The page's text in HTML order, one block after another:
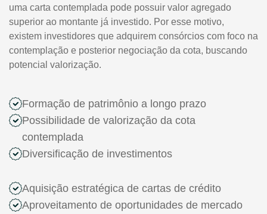
uma carta contemplada pode possuir valor agregado
superior ao montante já investido. Por esse motivo,
existem investidores que adquirem consórcios com foco na
contemplação e posterior negociação da cota, buscando
potencial valorização.
Formação de patrimônio a longo prazo
Possibilidade de valorização da cota
contemplada
Diversificação de investimentos
Aquisição estratégica de cartas de crédito
Aproveitamento de oportunidades de mercado